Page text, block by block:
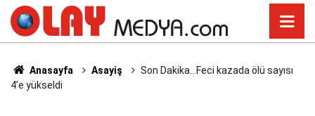
Anasayfa Asayiş
Son Dakika...Feci kazada ölü sayısı
4’e yükseldi